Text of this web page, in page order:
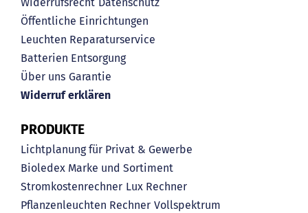
Widerrufsrecht Datenschutz
Öffentliche Einrichtungen
Leuchten Reparaturservice
Batterien Entsorgung
Über uns Garantie
Widerruf erklären
PRODUKTE
Lichtplanung für Privat & Gewerbe
Bioledex Marke und Sortiment
Stromkostenrechner Lux Rechner
Pflanzenleuchten Rechner Vollspektrum